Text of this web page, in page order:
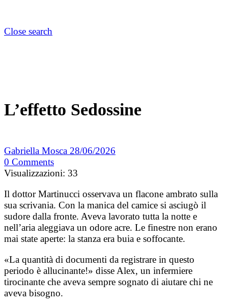
Close search
L’effetto Sedossine
Gabriella Mosca 28/06/2026
0 Comments
Visualizzazioni: 33
Il dottor Martinucci osservava un flacone ambrato sulla
sua scrivania. Con la manica del camice si asciugò il
sudore dalla fronte. Aveva lavorato tutta la notte e
nell’aria aleggiava un odore acre. Le finestre non erano
mai state aperte: la stanza era buia e soffocante.
«La quantità di documenti da registrare in questo
periodo è allucinante!» disse Alex, un infermiere
tirocinante che aveva sempre sognato di aiutare chi ne
aveva bisogno.